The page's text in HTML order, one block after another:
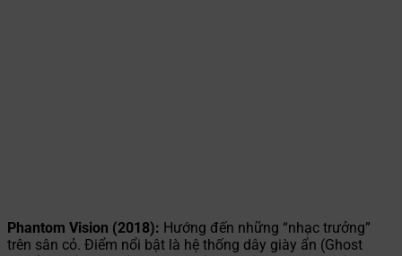
Phantom Vision (2018): Hướng đến những “nhạc trưởng”
trên sân cỏ. Điểm nổi bật là hệ thống dây giày ẩn (Ghost